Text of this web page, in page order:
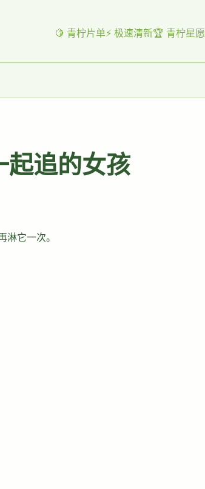
🍋 青柠片单⚡ 极速清新🏆 青柠星愿
起追的女孩
它一次。